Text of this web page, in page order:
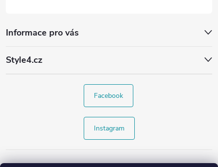
Informace pro vás
Style4.cz
Facebook
Instagram